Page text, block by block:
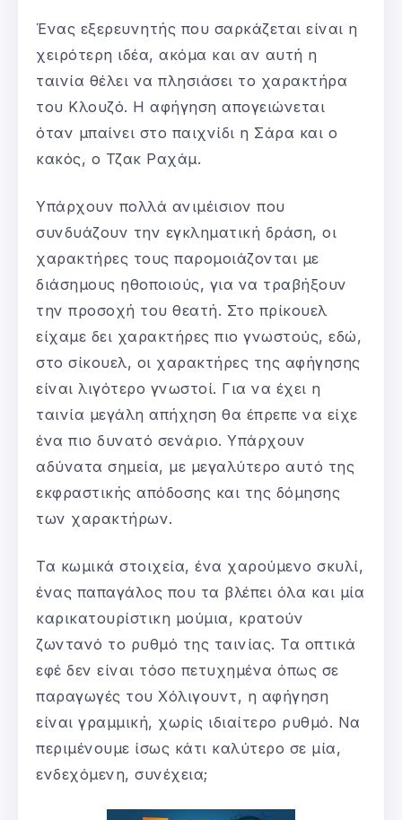
Ένας εξερευνητής που σαρκάζεται είναι η
χειρότερη ιδέα, ακόμα και αν αυτή η
ταινία θέλει να πλησιάσει το χαρακτήρα
του Κλουζό. Η αφήγηση απογειώνεται
όταν μπαίνει στο παιχνίδι η Σάρα και ο
κακός, ο Τζακ Ραχάμ.
Υπάρχουν πολλά ανιμέισιον που
συνδυάζουν την εγκληματική δράση, οι
χαρακτήρες τους παρομοιάζονται με
διάσημους ηθοποιούς, για να τραβήξουν
την προσοχή του θεατή. Στο πρίκουελ
είχαμε δει χαρακτήρες πιο γνωστούς, εδώ,
στο σίκουελ, οι χαρακτήρες της αφήγησης
είναι λιγότερο γνωστοί. Για να έχει η
ταινία μεγάλη απήχηση θα έπρεπε να είχε
ένα πιο δυνατό σενάριο. Υπάρχουν
αδύνατα σημεία, με μεγαλύτερο αυτό της
εκφραστικής απόδοσης και της δόμησης
των χαρακτήρων.
Τα κωμικά στοιχεία, ένα χαρούμενο σκυλί,
ένας παπαγάλος που τα βλέπει όλα και μία
καρικατουρίστικη μούμια, κρατούν
ζωντανό το ρυθμό της ταινίας. Τα οπτικά
εφέ δεν είναι τόσο πετυχημένα όπως σε
παραγωγές του Χόλιγουντ, η αφήγηση
είναι γραμμική, χωρίς ιδιαίτερο ρυθμό. Να
περιμένουμε ίσως κάτι καλύτερο σε μία,
ενδεχόμενη, συνέχεια;